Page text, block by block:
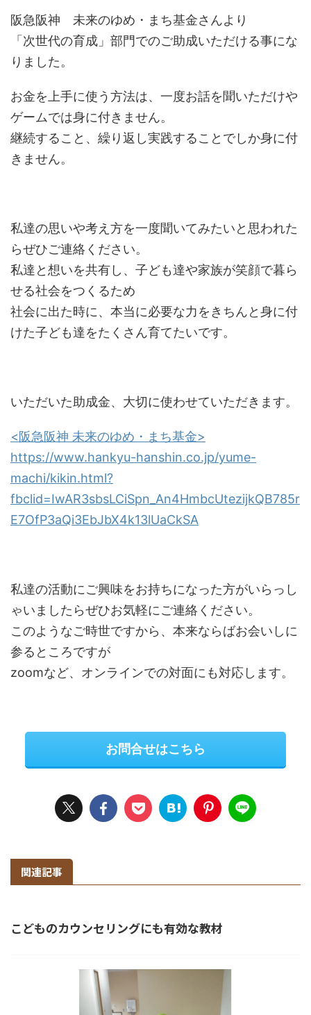
阪急阪神 未来のゆめ・まち基金さんより
「次世代の育成」部門でのご助成いただける事にな
りました。
お金を上手に使う方法は、一度お話を聞いただけや
ゲームでは身に付きません。
継続すること、繰り返し実践することでしか身に付
きません。
私達の思いや考え方を一度聞いてみたいと思われた
らぜひご連絡ください。
私達と想いを共有し、子ども達や家族が笑顔で暮ら
せる社会をつくるため
社会に出た時に、本当に必要な力をきちんと身に付
けた子ども達をたくさん育てたいです。
いただいた助成金、大切に使わせていただきます。
<阪急阪神 未来のゆめ・まち基金>
https://www.hankyu-hanshin.co.jp/yume-
machi/kikin.html?
fbclid=IwAR3sbsLCiSpn_An4HmbcUtezijkQB785r
E7OfP3aQi3EbJbX4k13lUaCkSA
私達の活動にご興味をお持ちになった方がいらっし
ゃいましたらぜひお気軽にご連絡ください。
このようなご時世ですから、本来ならばお会いしに
参るところですが
zoomなど、オンラインでの対面にも対応します。
お問合せはこちら
関連記事
こどものカウンセリングにも有効な教材